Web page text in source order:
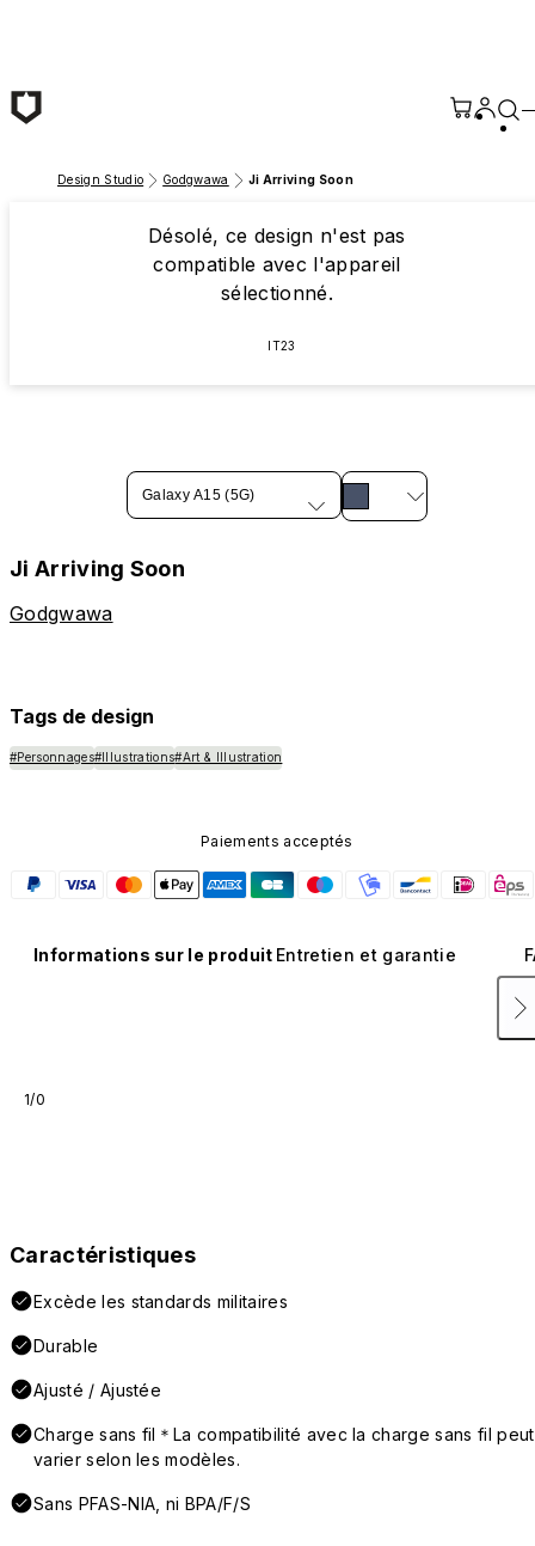
Design Studio Godgwawa Ji Arriving Soon
Désolé, ce design n'est pas
compatible avec l'appareil
sélectionné.
IT23
Galaxy A15 (5G)
Ji Arriving Soon
Godgwawa
Tags de design
#Personnages#Illustrations#Art & Illustration
Paiements acceptés
Informations sur le produit Entretien et garantie
1/0
Caractéristiques
Excède les standards militaires
Durable
Ajusté / Ajustée
Charge sans fil＊La compatibilité avec la charge sans fil peut
varier selon les modèles.
Sans PFAS-NIA, ni BPA/F/S